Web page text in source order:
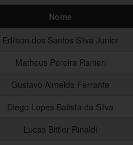
Nome
Edilson dos Santos Silva Junior
Matheus Pereira Ranieri
Gustavo Almeida Ferrante
Diego Lopes Batista da Silva
Lucas Bittler Rinaldi